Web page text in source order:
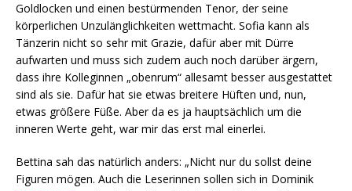
Goldlocken und einen bestürmenden Tenor, der seine
körperlichen Unzulänglichkeiten wettmacht. Sofia kann als
Tänzerin nicht so sehr mit Grazie, dafür aber mit Dürre
aufwarten und muss sich zudem auch noch darüber ärgern,
dass ihre Kolleginnen „obenrum“ allesamt besser ausgestattet
sind als sie. Dafür hat sie etwas breitere Hüften und, nun,
etwas größere Füße. Aber da es ja hauptsächlich um die
inneren Werte geht, war mir das erst mal einerlei.
Bettina sah das natürlich anders: „Nicht nur du sollst deine
Figuren mögen. Auch die Leserinnen sollen sich in Dominik